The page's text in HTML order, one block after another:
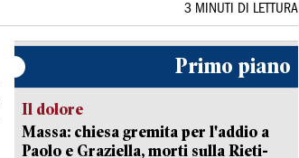
3 MINUTI DI LETTURA
Primo piano
Il dolore
Massa: chiesa gremita per l'addio a
Paolo e Graziella, morti sulla Rieti-